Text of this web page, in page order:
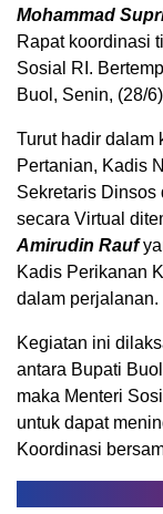
Mohammad
Rapat koordinasi
Sosial RI.
Buol, Senin, (28/
Turut hadir dalam
Pertanian, Kadis
Sekretaris Dinsos
secara Virtual
Amirudin Rauf
Kadis Perikanan
dalam perjalanan.
Kegiatan ini
antara Bupati
maka Menteri
untuk dapat
Koordinasi